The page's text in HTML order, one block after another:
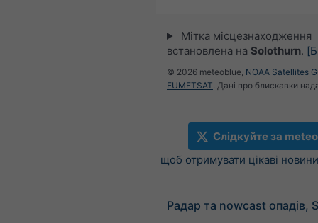
Мітка місцезнаходження
встановлена на Solothurn.
© 2026 meteoblue, NOAA Satellites
EUMETSAT. Дані про блискавки
Слідкуйте за
щоб отримувати цікаві
Радар та nowcast опадів,